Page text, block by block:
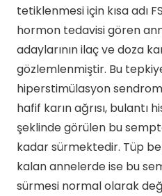
tetiklenmesi için kısa adı
hormon tedavisi gören
adaylarının ilaç ve doza
gözlemlenmiştir. Bu
hiperstimülasyon
hafif karın ağrısı, bulantı
şeklinde görülen bu
kadar sürmektedir. Tüp
kalan annelerde ise bu
sürmesi normal olarak